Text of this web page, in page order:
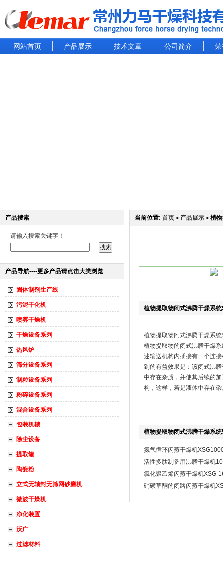
网站首页 产品展示 技术文章 公司简介 荣
产品搜索
请输入搜索关键字！
产品导航----更多产品请点击大类浏览
固体制剂生产线
污泥干化机
喷雾干燥机
干燥设备系列
热风炉
筛分设备系列
制粒设备系列
粉碎设备系列
混合设备系列
包装机械
除尘设备
提取罐
陶瓷粉
立式无轴封无筛网砂磨机
微波干燥机
净化装置
沃广
过滤材料
当前位置: 首页 > 产品展示 > 植
植物提取物闭式沸腾干燥系
植物提取物闭式沸腾干燥系统
植物提取物的闭式沸腾干燥
述输送机构内插接有一个连
到的有益效果是：该闭式沸
中存在杂质，并使其后续的
构，这样，若是液体中存在
植物提取物闭式沸腾干燥系
氮气循环闪蒸干燥机
活性多肽制备用沸腾干燥机
氯化聚乙烯闪蒸干燥机XSG-
硝磺草酮的闭路闪蒸干燥机